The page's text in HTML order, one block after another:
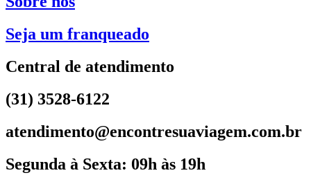
Seja um franqueado
Central de atendimento
(31) 3528-6122
atendimento@encontresuaviagem.com.br
Segunda à Sexta: 09h às 19h